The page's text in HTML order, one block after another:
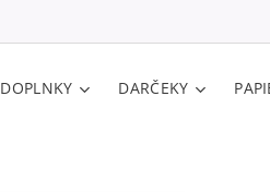
DOPLNKY DARČEKY